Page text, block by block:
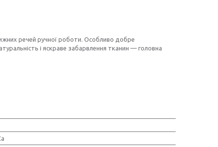
речей ручної роботи. Особливо добре
і яскраве забарвлення тканин — головна